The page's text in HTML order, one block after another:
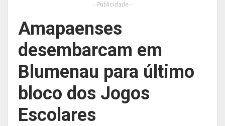
- Publicidade -
Amapaenses
desembarcam em
Blumenau para último
bloco dos Jogos
Escolares